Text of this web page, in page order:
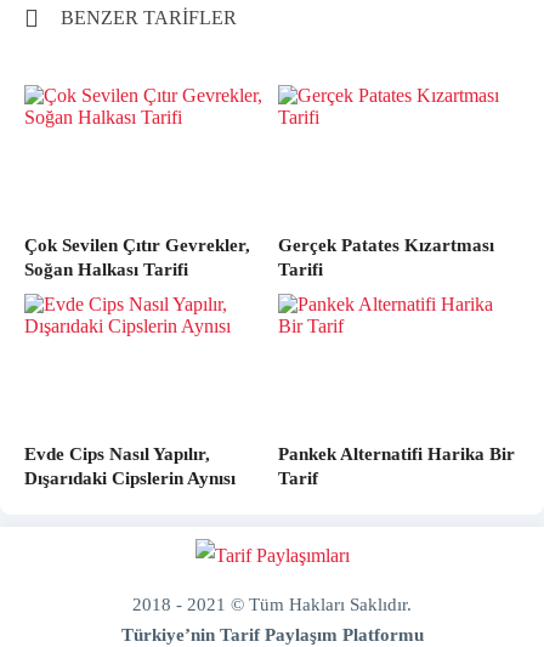
BENZER TARİFLER
Çok Sevilen Çıtır Gevrekler,
Soğan Halkası Tarifi
Gerçek Patates Kızartması
Tarifi
Evde Cips Nasıl Yapılır,
Dışarıdaki Cipslerin Aynısı
Pankek Alternatifi Harika Bir
Tarif
2018 - 2021 © Tüm Hakları Saklıdır.
Türkiye’nin Tarif Paylaşım Platformu